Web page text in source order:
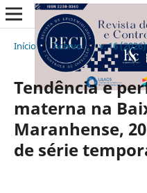
Início / Acervo / v. 16 (2026)
Tendência e
materna na
Maranhense,
de série